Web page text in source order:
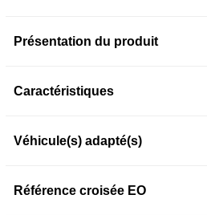
Présentation du produit
Caractéristiques
Véhicule(s) adapté(s)
Référence croisée EO